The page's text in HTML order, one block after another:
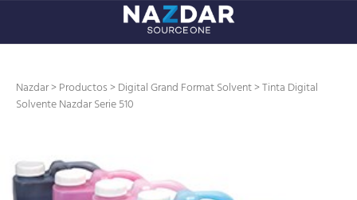
Nazdar>Productos>Digital Grand Format Solvent> Tinta Digital
Solvente Nazdar Serie 510